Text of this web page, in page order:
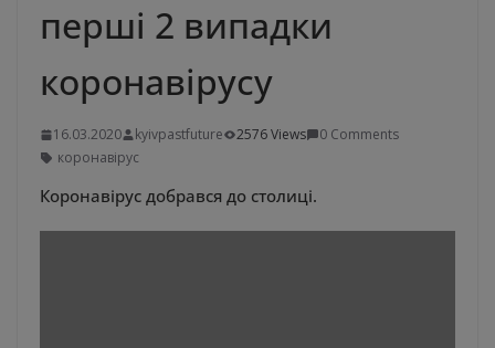
перші 2 випадки
коронавірусу
16.03.2020 kyivpastfuture 2576 Views
0 Comments
коронавірус
Коронавірус добрався до столиці.